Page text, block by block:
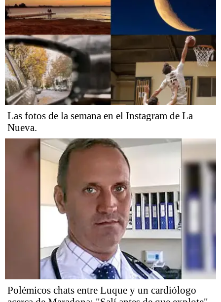
Las fotos de la semana en el Instagram de La
Nueva.
Polémicos chats entre Luque y un cardiólogo